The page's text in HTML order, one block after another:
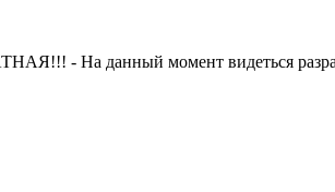
- На данный момент видеться